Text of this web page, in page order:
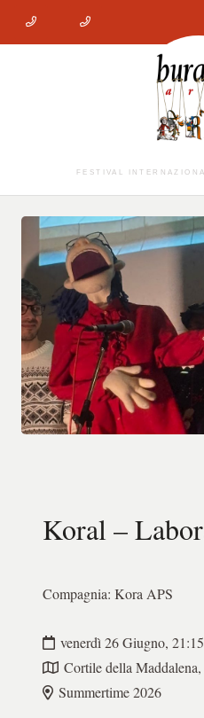
FESTIVAL
Koral –
Compagnia: Kora APS
venerdì 26 Giugno, 21:15
Cortile della
Summertime 2026